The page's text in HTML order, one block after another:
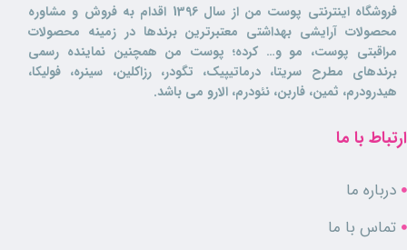
این محصول نرم کننده و لطافت بخش پوست می باشد و برای استفاده روزانه
پوست صورت و بدن مناسب می باشد. در فرمولاسیون کرم مرطوب کننده دکتر
ژیلا از ترکیبات تغذیه کننده استفاده شده است که پوست را تقویت کرده و
استحکام می بخشند. این محصول سرشار از ترکیبات آنتی اکسیدانی بوده که از
محافظت می کنند.
ویژگی ها
فروشگاه اینترنتی پوست من از سال 1396 اقدام به فروش و مشاوره
محصولات آرایشی بهداشتی معتبرترین برندها در زمینه محصولات
مراقبتی پوست، مو و… کرده؛ پوست من همچنین نماینده رسمی
برندهای مطرح سریتا، درماتیپیک، تگودر، رزاکلین، سینره، فولیکا،
هیدرودرم، ثمین، فاربن، نئودرم، الارو می باشد.
ارتباط با ما
درباره ما
تماس با ما